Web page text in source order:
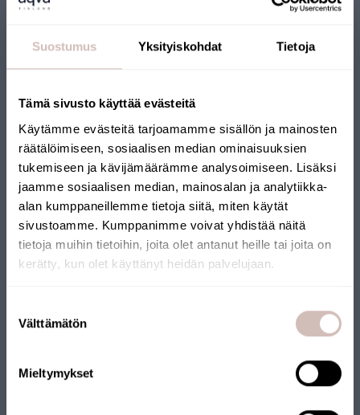
Suostumus Yksityiskohdat Tietoja
Tämä sivusto käyttää evästeitä
Käytämme evästeitä tarjoamamme sisällön ja mainosten
räätälöimiseen, sosiaalisen median ominaisuuksien
tukemiseen ja kävijämäärämme analysoimiseen. Lisäksi
jaamme sosiaalisen median, mainosalan ja analytiikka-
alan kumppaneillemme tietoja siitä, miten käytät
sivustoamme. Kumppanimme voivat yhdistää näitä
tietoja muihin tietoihin, joita olet antanut heille tai joita on
kerätty, kun olet käyttänyt heidän palvelujaan.
valinta
Välttämätön
Mieltymykset
SUOMALAINEN
VERKKOKAUPPA
Verkkokauppaa pitää yllä suomalainen yritys, joka toimittaa
tuotteet Suomesta. Myös monilla tuotteillamme on